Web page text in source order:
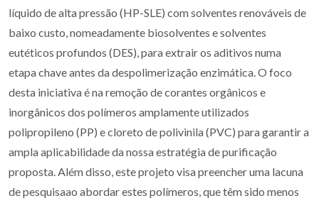
líquido de alta pressão (HP-SLE) com solventes renováveis de
baixo custo, nomeadamente biosolventes e solventes
eutéticos profundos (DES), para extrair os aditivos numa
etapa chave antes da despolimerização enzimática. O foco
desta iniciativa é na remoção de corantes orgânicos e
inorgânicos dos polímeros amplamente utilizados
polipropileno (PP) e cloreto de polivinila (PVC) para garantir a
ampla aplicabilidade da nossa estratégia de purificação
proposta. Além disso, este projeto visa preencher uma lacuna
de pesquisaao abordar estes polímeros, que têm sido menos